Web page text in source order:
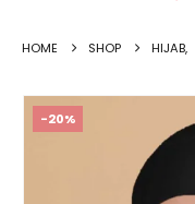
HOME SHOP HIJAB,
-20%